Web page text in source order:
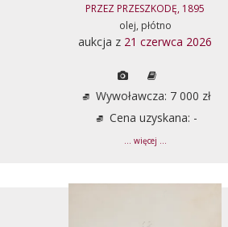
PRZEZ PRZESZKODĘ, 1895
olej, płótno
aukcja z 21 czerwca 2026
Wywoławcza: 7 000 zł
Cena uzyskana: -
... więcej ...